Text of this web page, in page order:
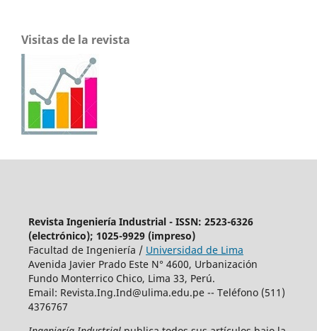
Visitas de la revista
Revista Ingeniería Industrial - ISSN: 2523-6326
(electrónico); 1025-9929 (impreso)
Facultad de Ingeniería / Universidad de Lima
Avenida Javier Prado Este N° 4600, Urbanización
Fundo Monterrico Chico, Lima 33, Perú.
Email: Revista.Ing.Ind@ulima.edu.pe-- Teléfono (511)
4376767